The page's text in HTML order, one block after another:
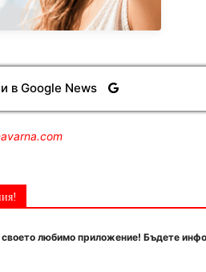
в Google News
любимо приложение! Бъдете